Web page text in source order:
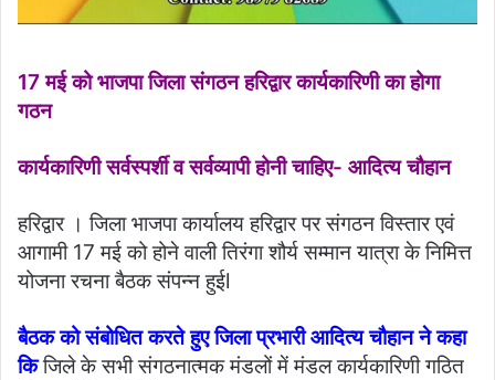
17 मई को भाजपा जिला संगठन हरिद्वार कार्यकारिणी का होगा
गठन
कार्यकारिणी सर्वस्पर्शी व सर्वव्यापी होनी चाहिए- आदित्य चौहान
हरिद्वार । जिला भाजपा कार्यालय हरिद्वार पर संगठन विस्तार एवं
आगामी 17 मई को होने वाली तिरंगा शौर्य सम्मान यात्रा के निमित्त
योजना रचना बैठक संपन्न हुईl
बैठक को संबोधित करते हुए जिला प्रभारी आदित्य चौहान ने कहा
कि जिले के सभी संगठनात्मक मंडलों में मंडल कार्यकारिणी गठित